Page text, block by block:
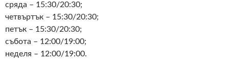
сряда – 15:30/20:30;
четвъртък – 15:30/20:30;
петък – 15:30/20:30;
събота – 12:00/19:00;
неделя – 12:00/19:00.